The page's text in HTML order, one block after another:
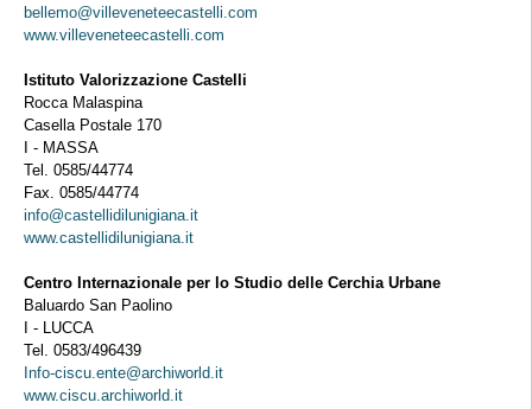
bellemo@villeveneteecastelli.com
www.villeveneteecastelli.com
Istituto Valorizzazione Castelli
Rocca Malaspina
Casella Postale 170
I - MASSA
Tel. 0585/44774
Fax. 0585/44774
info@castellidilunigiana.it
www.castellidilunigiana.it
Centro Internazionale per lo Studio delle Cerchia Urbane
Baluardo San Paolino
I - LUCCA
Tel. 0583/496439
Info-ciscu.ente@archiworld.it
www.ciscu.archiworld.it